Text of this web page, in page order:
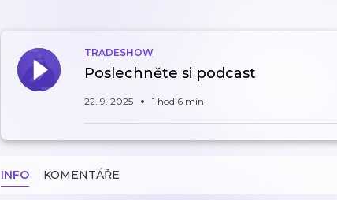
TRADESHOW
Poslechněte si podcast
22. 9. 2025 1 hod 6 min
INFO KOMENTÁŘE